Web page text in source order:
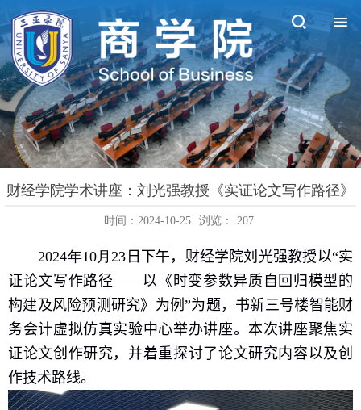
财经学院学术讲座：刘光强教授《实证论文写作路径》
时间：2024-10-25 浏览： 207
2024年10月 23 日 下午 ，财经学院刘光强教授 以“实
证论文写作路径——以《时变参数异质自回归模型的
构建及风险预测研究》为例”为题， 书新三号楼智能财
务会计虚拟仿真实验中心举办讲座。本次讲座聚焦实
证论文创作研究，并着重探讨了论文研究内容以及创
作技术路线。